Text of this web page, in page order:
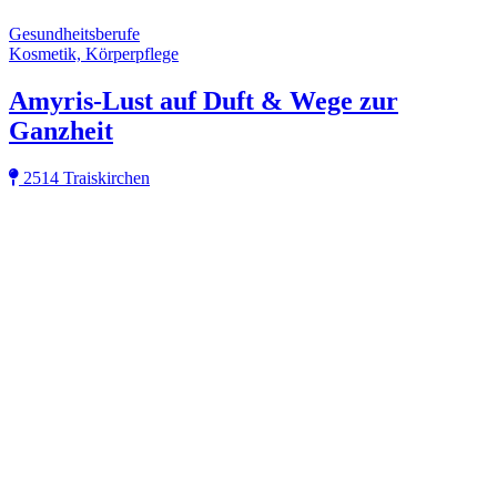
Gesundheitsberufe
Kosmetik, Körperpflege
Amyris-Lust auf Duft & Wege zur
Ganzheit
2514 Traiskirchen